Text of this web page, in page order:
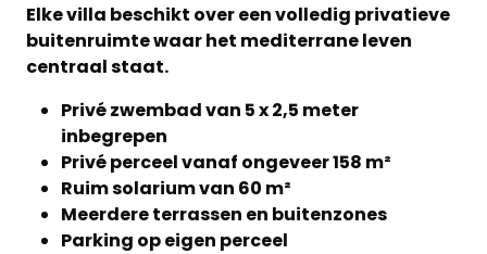
Elke villa beschikt over een volledig privatieve
buitenruimte waar het mediterrane leven
centraal staat.
Privé zwembad van 5 x 2,5 meter
inbegrepen
Privé perceel vanaf ongeveer 158 m²
Ruim solarium van 60 m²
Meerdere terrassen en buitenzones
Parking op eigen perceel